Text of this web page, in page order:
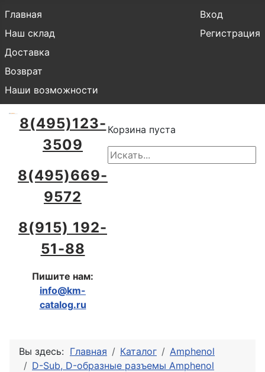
Главная
Наш склад
Доставка
Возврат
Наши возможности
Вход
Регистрация
8(495)123-
3509
8(495)669-
9572
8(915) 192-
51-88
Пишите нам:
info@km-
catalog.ru
Корзина пуста
Вы здесь: Главная Каталог
Amphenol
D-Sub, D-образные разъемы Amphenol